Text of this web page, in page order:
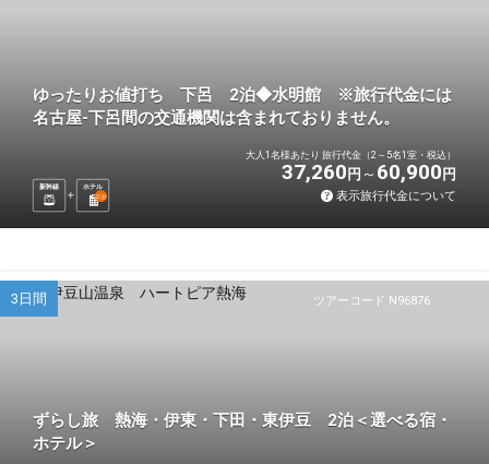
ゆったりお値打ち 下呂 2泊◆水明館 ※旅行代金には
名古屋-下呂間の交通機関は含まれておりません。
新幹線
ホテル
2泊
大人1名様あたり 旅行代金（2～5名1室・税込）
37,260 円 60,900 円
表示旅行代金について
ツアーコード N96876
3日間
ずらし旅 熱海・伊東・下田・東伊豆 2泊＜選べる宿・
ホテル＞